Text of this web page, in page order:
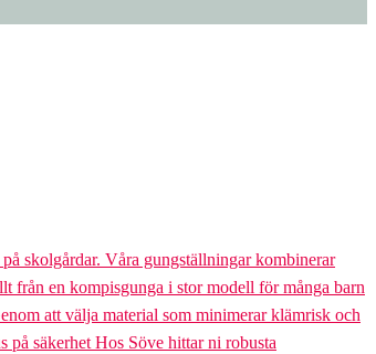
skolgårdar. Våra gungställningar kombinerar
från en kompisgunga i stor modell för många barn
att välja material som minimerar klämrisk och
säkerhet Hos Söve hittar ni robusta